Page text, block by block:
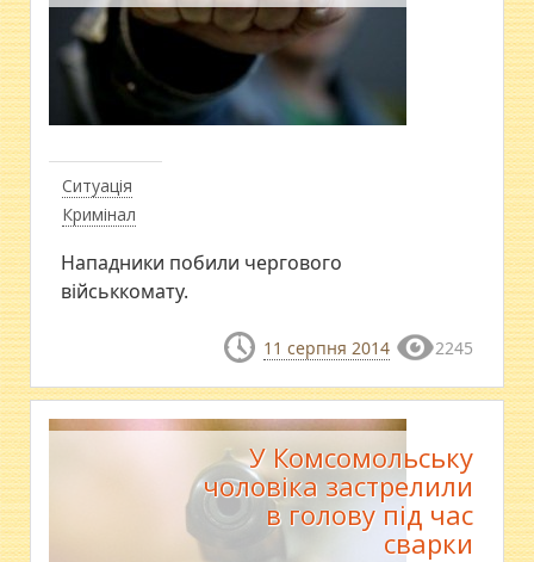
Ситуація
Кримінал
​Нападники побили чергового
військкомату.
11 серпня 2014 2245
У Комсомольську
чоловіка застрелили
в голову під час
сварки